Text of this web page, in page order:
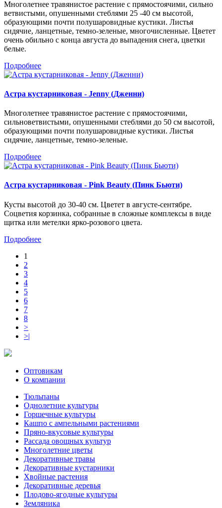
Многолетнее травянистое растение с прямостоячими, сильно
ветвистыми, опушенными стеблями 25 -40 см высотой,
образующими почти полушаровидные кустики. Листья
сидячие, ланцетные, темно-зеленые, многочисленные. Цветет
очень обильно с конца августа до выпадения снега, цветки
белые.
Подробнее
Астра кустарниковая - Jenny (Дженни)
Многолетнее травянистое растение с прямостоячими,
сильноветвистыми, опушенными стеблями до 50 см высотой,
образующими почти полушаровидные кустики. Листья
сидячие, ланцетные, темно-зеленые.
Подробнее
Астра кустарниковая - Pink Beauty (Пинк Бьюти)
Кусты высотой до 30-40 см. Цветет в августе-сентябре.
Соцветия корзинка, собранные в сложные комплексы в виде
щитка или метелки ярко-розового цвета.
Подробнее
1
2
3
4
5
6
7
8
>
>|
Оптовикам
О компании
Тюльпаны
Однолетние культуры
Горшечные культуры
Кашпо с ампельными растениями
Пряно-вкусовые культуры
Рассада овощных культур
Многолетние цветы
Декоративные травы
Декоративные кустарники
Хвойные растения
Декоративные деревья
Плодово-ягодные культуры
Земляника